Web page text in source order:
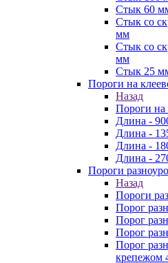
Стык 60
Стык со
мм
Стык со
мм
Стык 25
Пороги на
Назад
Пороги на
Длина -
Длина -
Длина -
Длина -
Пороги
Назад
Пороги
Порог
Порог
Порог
Порог
крепежом